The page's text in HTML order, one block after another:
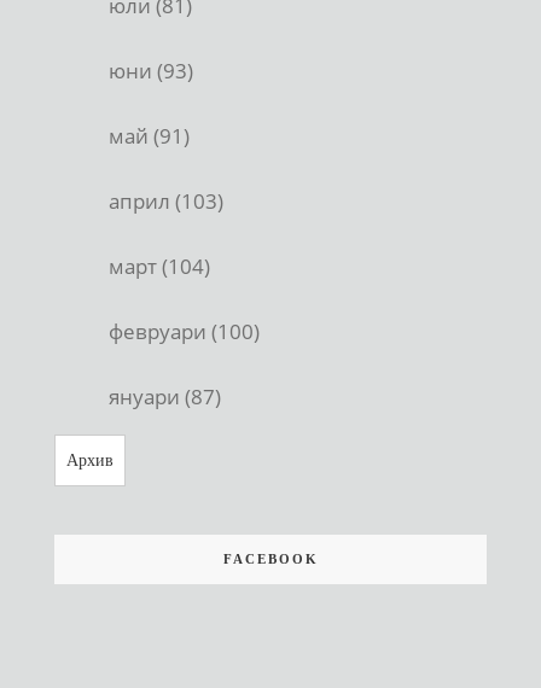
юни (93)
май (91)
април (103)
март (104)
февруари (100)
януари (87)
Архив
FACEBOOK